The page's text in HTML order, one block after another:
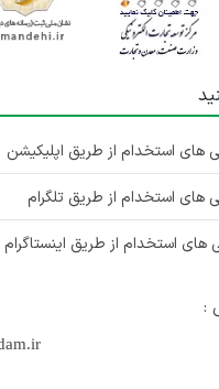
های استخدام از طریق اپلیکیشن
های استخدام از طریق تلگرام
های استخدام از طریق اینستاگرام
: